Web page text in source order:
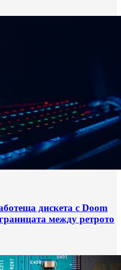
дискета с Doom
между ретрото